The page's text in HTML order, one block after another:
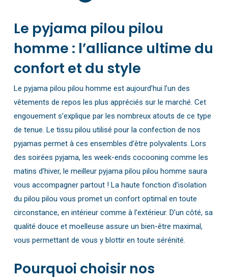
Le pyjama pilou pilou
homme : l’alliance ultime du
confort et du style
Le pyjama pilou pilou homme est aujourd’hui l’un des
vêtements de repos les plus appréciés sur le marché. Cet
engouement s’explique par les nombreux atouts de ce type
de tenue. Le tissu pilou utilisé pour la confection de nos
pyjamas permet à ces ensembles d’être polyvalents. Lors
des soirées pyjama, les week-ends cocooning comme les
matins d’hiver, le meilleur pyjama pilou pilou homme saura
vous accompagner partout ! La haute fonction d’isolation
du pilou pilou vous promet un confort optimal en toute
circonstance, en intérieur comme à l’extérieur. D’un côté, sa
qualité douce et moelleuse assure un bien-être maximal,
vous permettant de vous y blottir en toute sérénité.
Pourquoi choisir nos